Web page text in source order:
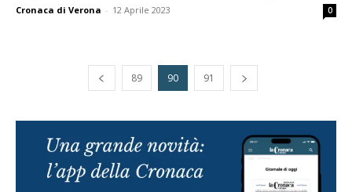
Cronaca di Verona - 12 Aprile 2023 0
89 90 91